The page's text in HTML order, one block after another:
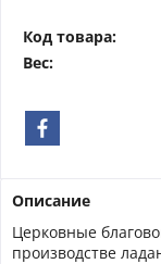
Код товара:
Вес:
Описание
Церковные
производстве